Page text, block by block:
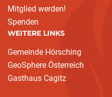
Mitglied werden!
Spenden
WEITERE LINKS
Gemeinde Hörsching
GeoSphere Österreich
Gasthaus Cagitz